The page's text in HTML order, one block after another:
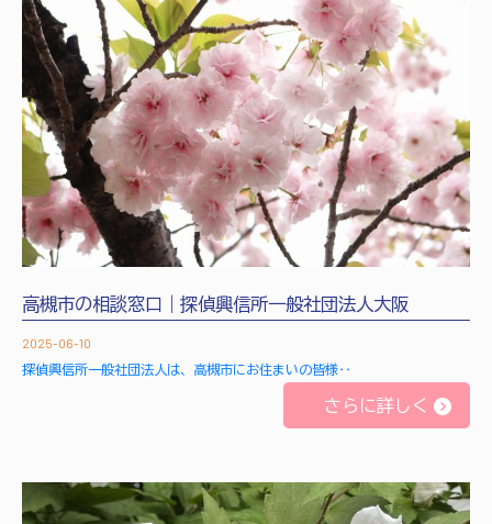
高槻市の相談窓口｜探偵興信所一般社団法人大阪
2025-06-10
探偵興信所一般社団法人は、高槻市にお住まいの皆様‥
さらに詳しく